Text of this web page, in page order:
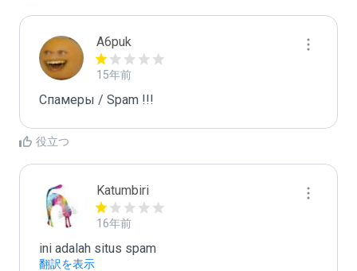
A6puk
15年前
Спамеры / Spam !!!
役立つ
Katumbiri
16年前
ini adalah situs spam
翻訳を表示